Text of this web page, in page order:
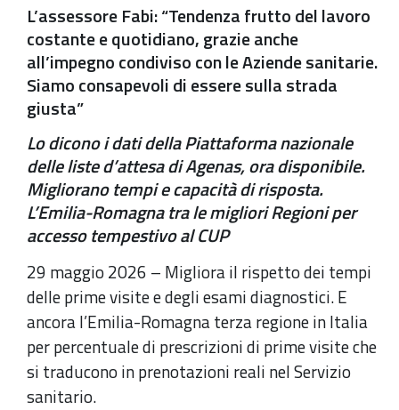
L’assessore Fabi: “Tendenza frutto del lavoro
costante e quotidiano, grazie anche
all’impegno condiviso con le Aziende sanitarie.
Siamo consapevoli di essere sulla strada
giusta”
Lo dicono i dati della Piattaforma nazionale
delle liste d’attesa di Agenas, ora disponibile.
Migliorano tempi e capacità di risposta.
L’Emilia-Romagna tra le migliori Regioni per
accesso tempestivo al CUP
29 maggio 2026 – Migliora il rispetto dei tempi
delle prime visite e degli esami diagnostici. E
ancora l’Emilia-Romagna terza regione in Italia
per percentuale di prescrizioni di prime visite che
si traducono in prenotazioni reali nel Servizio
sanitario.